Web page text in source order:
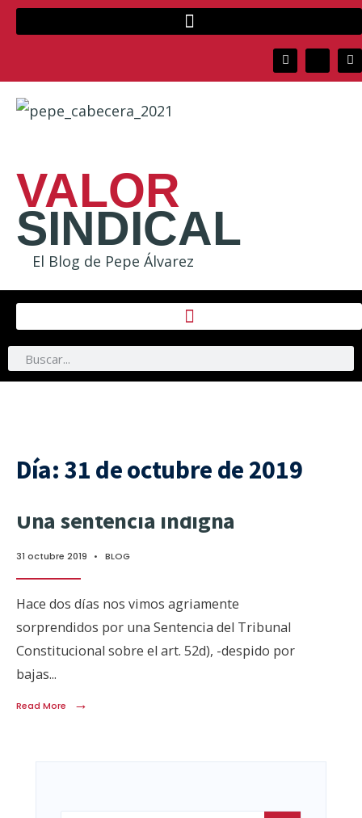
VALOR
SINDICAL
El Blog de Pepe Álvarez
Día: 31 de octubre de 2019
Una sentencia indigna
31 octubre 2019 • BLOG
Hace dos días nos vimos agriamente
sorprendidos por una Sentencia del Tribunal
Constitucional sobre el art. 52d), -despido por
bajas...
Read More →